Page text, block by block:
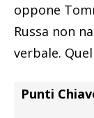
oppone
Russa non
verbale.
Punti